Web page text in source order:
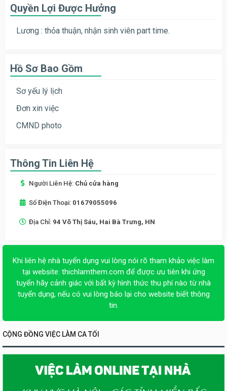
Quyền Lợi Được Hưởng
Lương : thỏa thuận, nhận sinh viên part time.
Hồ Sơ Bao Gồm
Sơ yếu lý lịch
Đơn xin việc
CMND photo
Thông Tin Liên Hệ
Người Liên Hệ: Chủ cửa hàng
Số Điện Thoại: 01679055096
Địa Chỉ: 94 Võ Thị Sáu, Hai Bà Trưng, HN
Khi liên hệ nhà tuyển dụng vui lòng nói rõ tham khảo việc làm
tại website: thichlamthem.com để được ưu tiên khi ứng
tuyển hãy cảnh giác với bất kỳ hình thức thu phí nào từ nhà
tuyển dụng, nếu có vui lòng báo lại cho website biết thông
tin.
CỘNG ĐỒNG VIỆC LÀM CA TỐI